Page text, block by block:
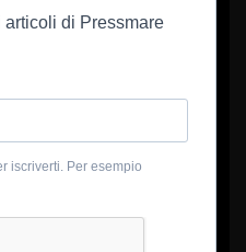
di Pressmare
iscriverti. Per esempio